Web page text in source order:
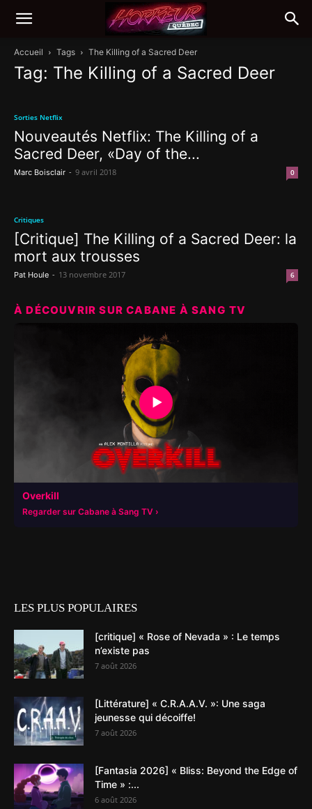
Accueil Tags The Killing of a Sacred Deer
Tag: The Killing of a Sacred Deer
Sorties Netflix
Nouveautés Netflix: The Killing of a
Sacred Deer, «Day of the...
Marc Boisclair - 9 avril 2018 0
Critiques
[Critique] The Killing of a Sacred Deer: la
mort aux trousses
Pat Houle - 13 novembre 2017 6
À DÉCOUVRIR SUR CABANE À SANG TV
▶
Overkill
Regarder sur Cabane à Sang TV
LES PLUS POPULAIRES
[critique] « Rose of Nevada » : Le temps
n’existe pas
7 août 2026
[Littérature] « C.R.A.A.V. »: Une saga
jeunesse qui décoiffe!
7 août 2026
[Fantasia 2026] « Bliss: Beyond the Edge of
Time » :...
6 août 2026